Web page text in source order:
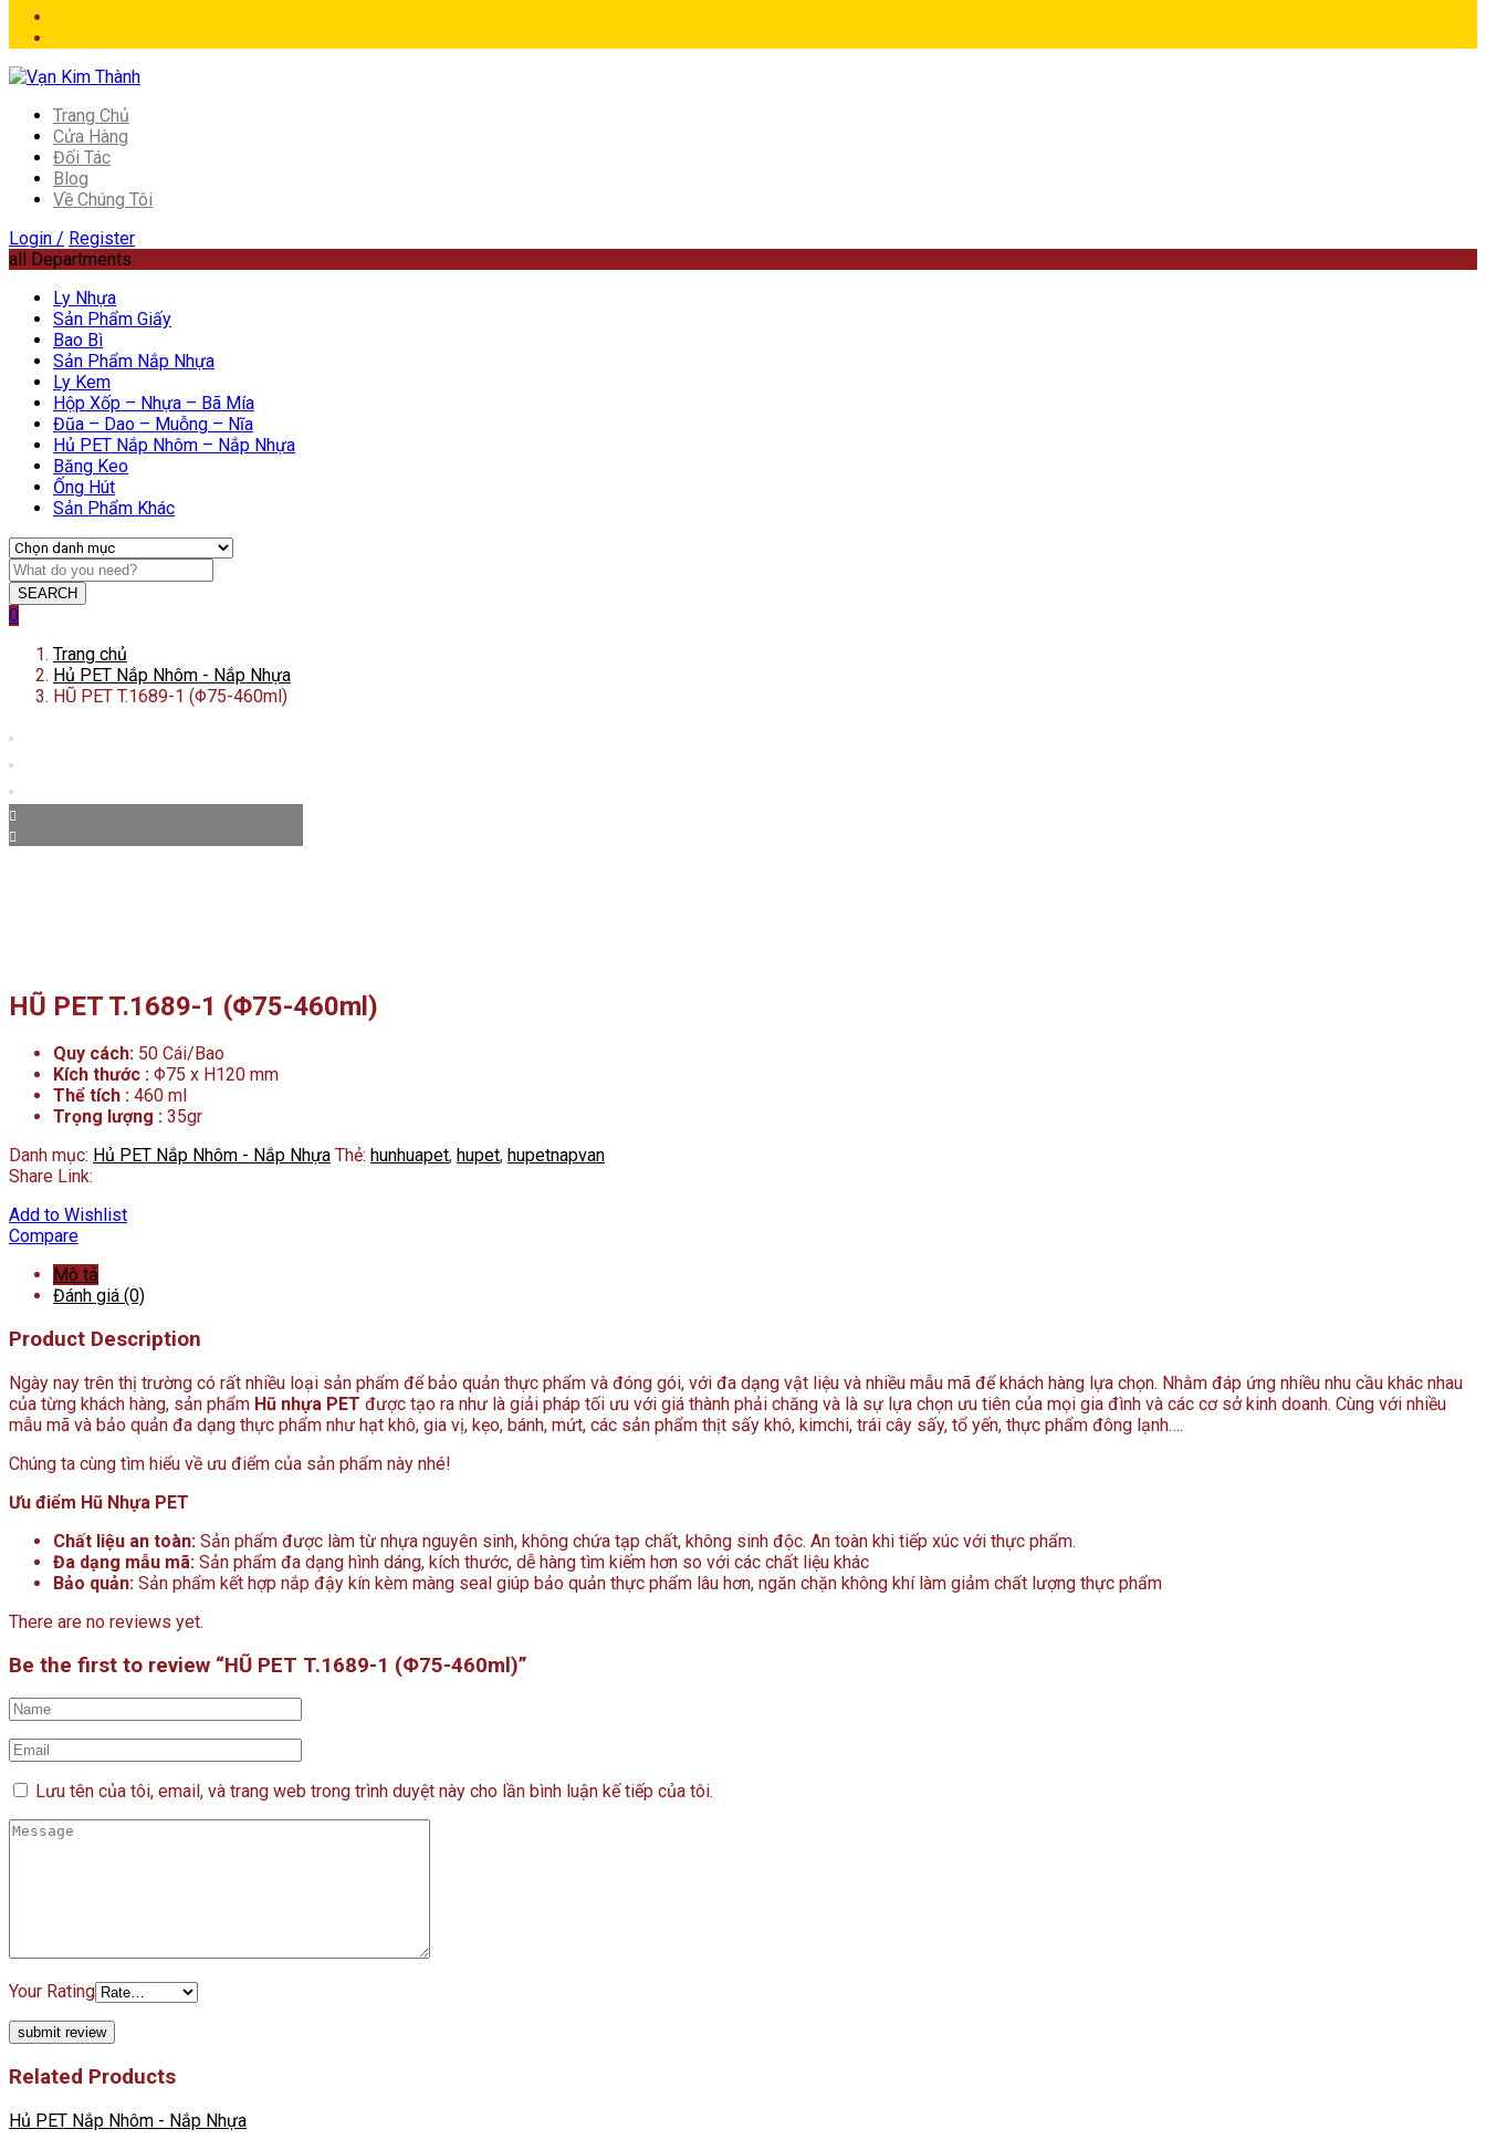
Trang Chủ
Cửa Hàng
Đối Tác
Blog
Về Chúng Tôi
Login / Register
all Departments
Ly Nhựa
Sản Phẩm Giấy
Bao Bì
Sản Phẩm Nắp Nhựa
Ly Kem
Hộp Xốp – Nhựa – Bã Mía
Đũa – Dao – Muỗng – Nĩa
Hủ PET Nắp Nhôm – Nắp Nhựa
Băng Keo
Ống Hút
Sản Phẩm Khác
SEARCH
0
Trang chủ
Hủ PET Nắp Nhôm - Nắp Nhựa
HŨ PET T.1689-1 (Φ75-460ml)
HŨ PET T.1689-1 (Φ75-460ml)
Quy cách: 50 Cái/Bao
Kích thước : Φ75 x H120 mm
Thể tích : 460 ml
Trọng lượng : 35gr
Danh mục: Hủ PET Nắp Nhôm - Nắp Nhựa Thẻ: hunhuapet, hupet, hupetnapvan
Share Link:
Add to Wishlist
Compare
Mô tả
Đánh giá (0)
Product Description
Ngày nay trên thị trường có rất nhiều loại sản phẩm để bảo quản thực phẩm và đóng gói, với đa dạng vật liệu và nhiều mẫu mã để khách hàng lựa chọn. Nhằm đáp ứng nhiều nhu cầu khác nhau
của từng khách hàng, sản phẩm Hũ nhựa PET được tạo ra như là giải pháp tối ưu với giá thành phải chăng và là sự lựa chọn ưu tiên của mọi gia đình và các cơ sở kinh doanh. Cùng với nhiều
mẫu mã và bảo quản đa dạng thực phẩm như hạt khô, gia vị, kẹo, bánh, mứt, các sản phẩm thịt sấy khô, kimchi, trái cây sấy, tổ yến, thực phẩm đông lạnh….
Chúng ta cùng tìm hiểu về ưu điểm của sản phẩm này nhé!
Ưu điểm Hũ Nhựa PET
Chất liệu an toàn: Sản phẩm được làm từ nhựa nguyên sinh, không chứa tạp chất, không sinh độc. An toàn khi tiếp xúc với thực phẩm.
Đa dạng mẫu mã: Sản phẩm đa dạng hình dáng, kích thước, dễ hàng tìm kiếm hơn so với các chất liệu khác
Bảo quản: Sản phẩm kết hợp nắp đậy kín kèm màng seal giúp bảo quản thực phẩm lâu hơn, ngăn chặn không khí làm giảm chất lượng thực phẩm
There are no reviews yet.
Be the first to review “HŨ PET T.1689-1 (Φ75-460ml)”
Lưu tên của tôi, email, và trang web trong trình duyệt này cho lần bình luận kế tiếp của tôi.
Your Rating
Related Products
Hủ PET Nắp Nhôm - Nắp Nhựa